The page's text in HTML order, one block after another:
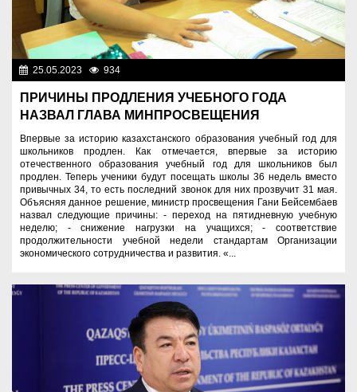
25.05.2023 934
ПРИЧИНЫ ПРОДЛЕНИЯ УЧЕБНОГО ГОДА
НАЗВАЛ ГЛАВА МИНПРОСВЕЩЕНИЯ
Впервые за историю казахстанского образования учебный год для
школьников продлен. Как отмечается, впервые за историю
отечественного образования учебный год для школьников был
продлен. Теперь ученики будут посещать школы 36 недель вместо
привычных 34, то есть последний звонок для них прозвучит 31 мая.
Объясняя данное решение, министр просвещения Гани Бейсембаев
назвал следующие причины: - переход на пятидневную учебную
неделю; - снижение нагрузки на учащихся; - соответствие
продолжительности учебной недели стандартам Организации
экономического сотрудничества и развития. «...